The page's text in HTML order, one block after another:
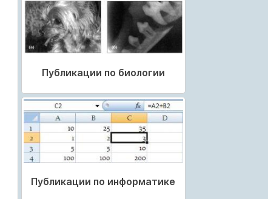
Публикации по биологии
Публикации по информатике